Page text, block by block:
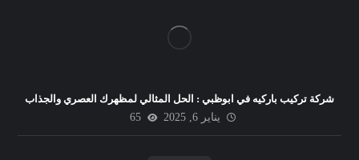
شركة تركيب باركيه في ابوظبي : الحل المثالي لمظهرك العصري والجذاب
يناير 6, 2025
65